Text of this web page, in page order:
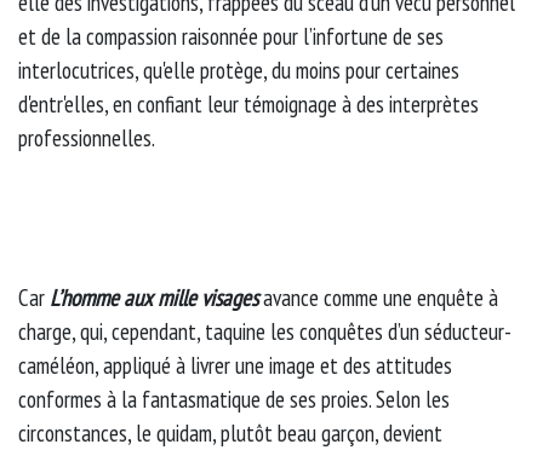
et de la compassion raisonnée pour l’infortune de ses
interlocutrices, qu'elle protège, du moins pour certaines
d'entr'elles, en confiant leur témoignage à des interprètes
professionnelles.
Car L’homme aux mille visagesavance comme une enquête à
charge, qui, cependant, taquine les conquêtes d’un séducteur-
caméléon, appliqué à livrer une image et des attitudes
conformes à la fantasmatique de ses proies. Selon les
circonstances, le quidam, plutôt beau garçon, devient